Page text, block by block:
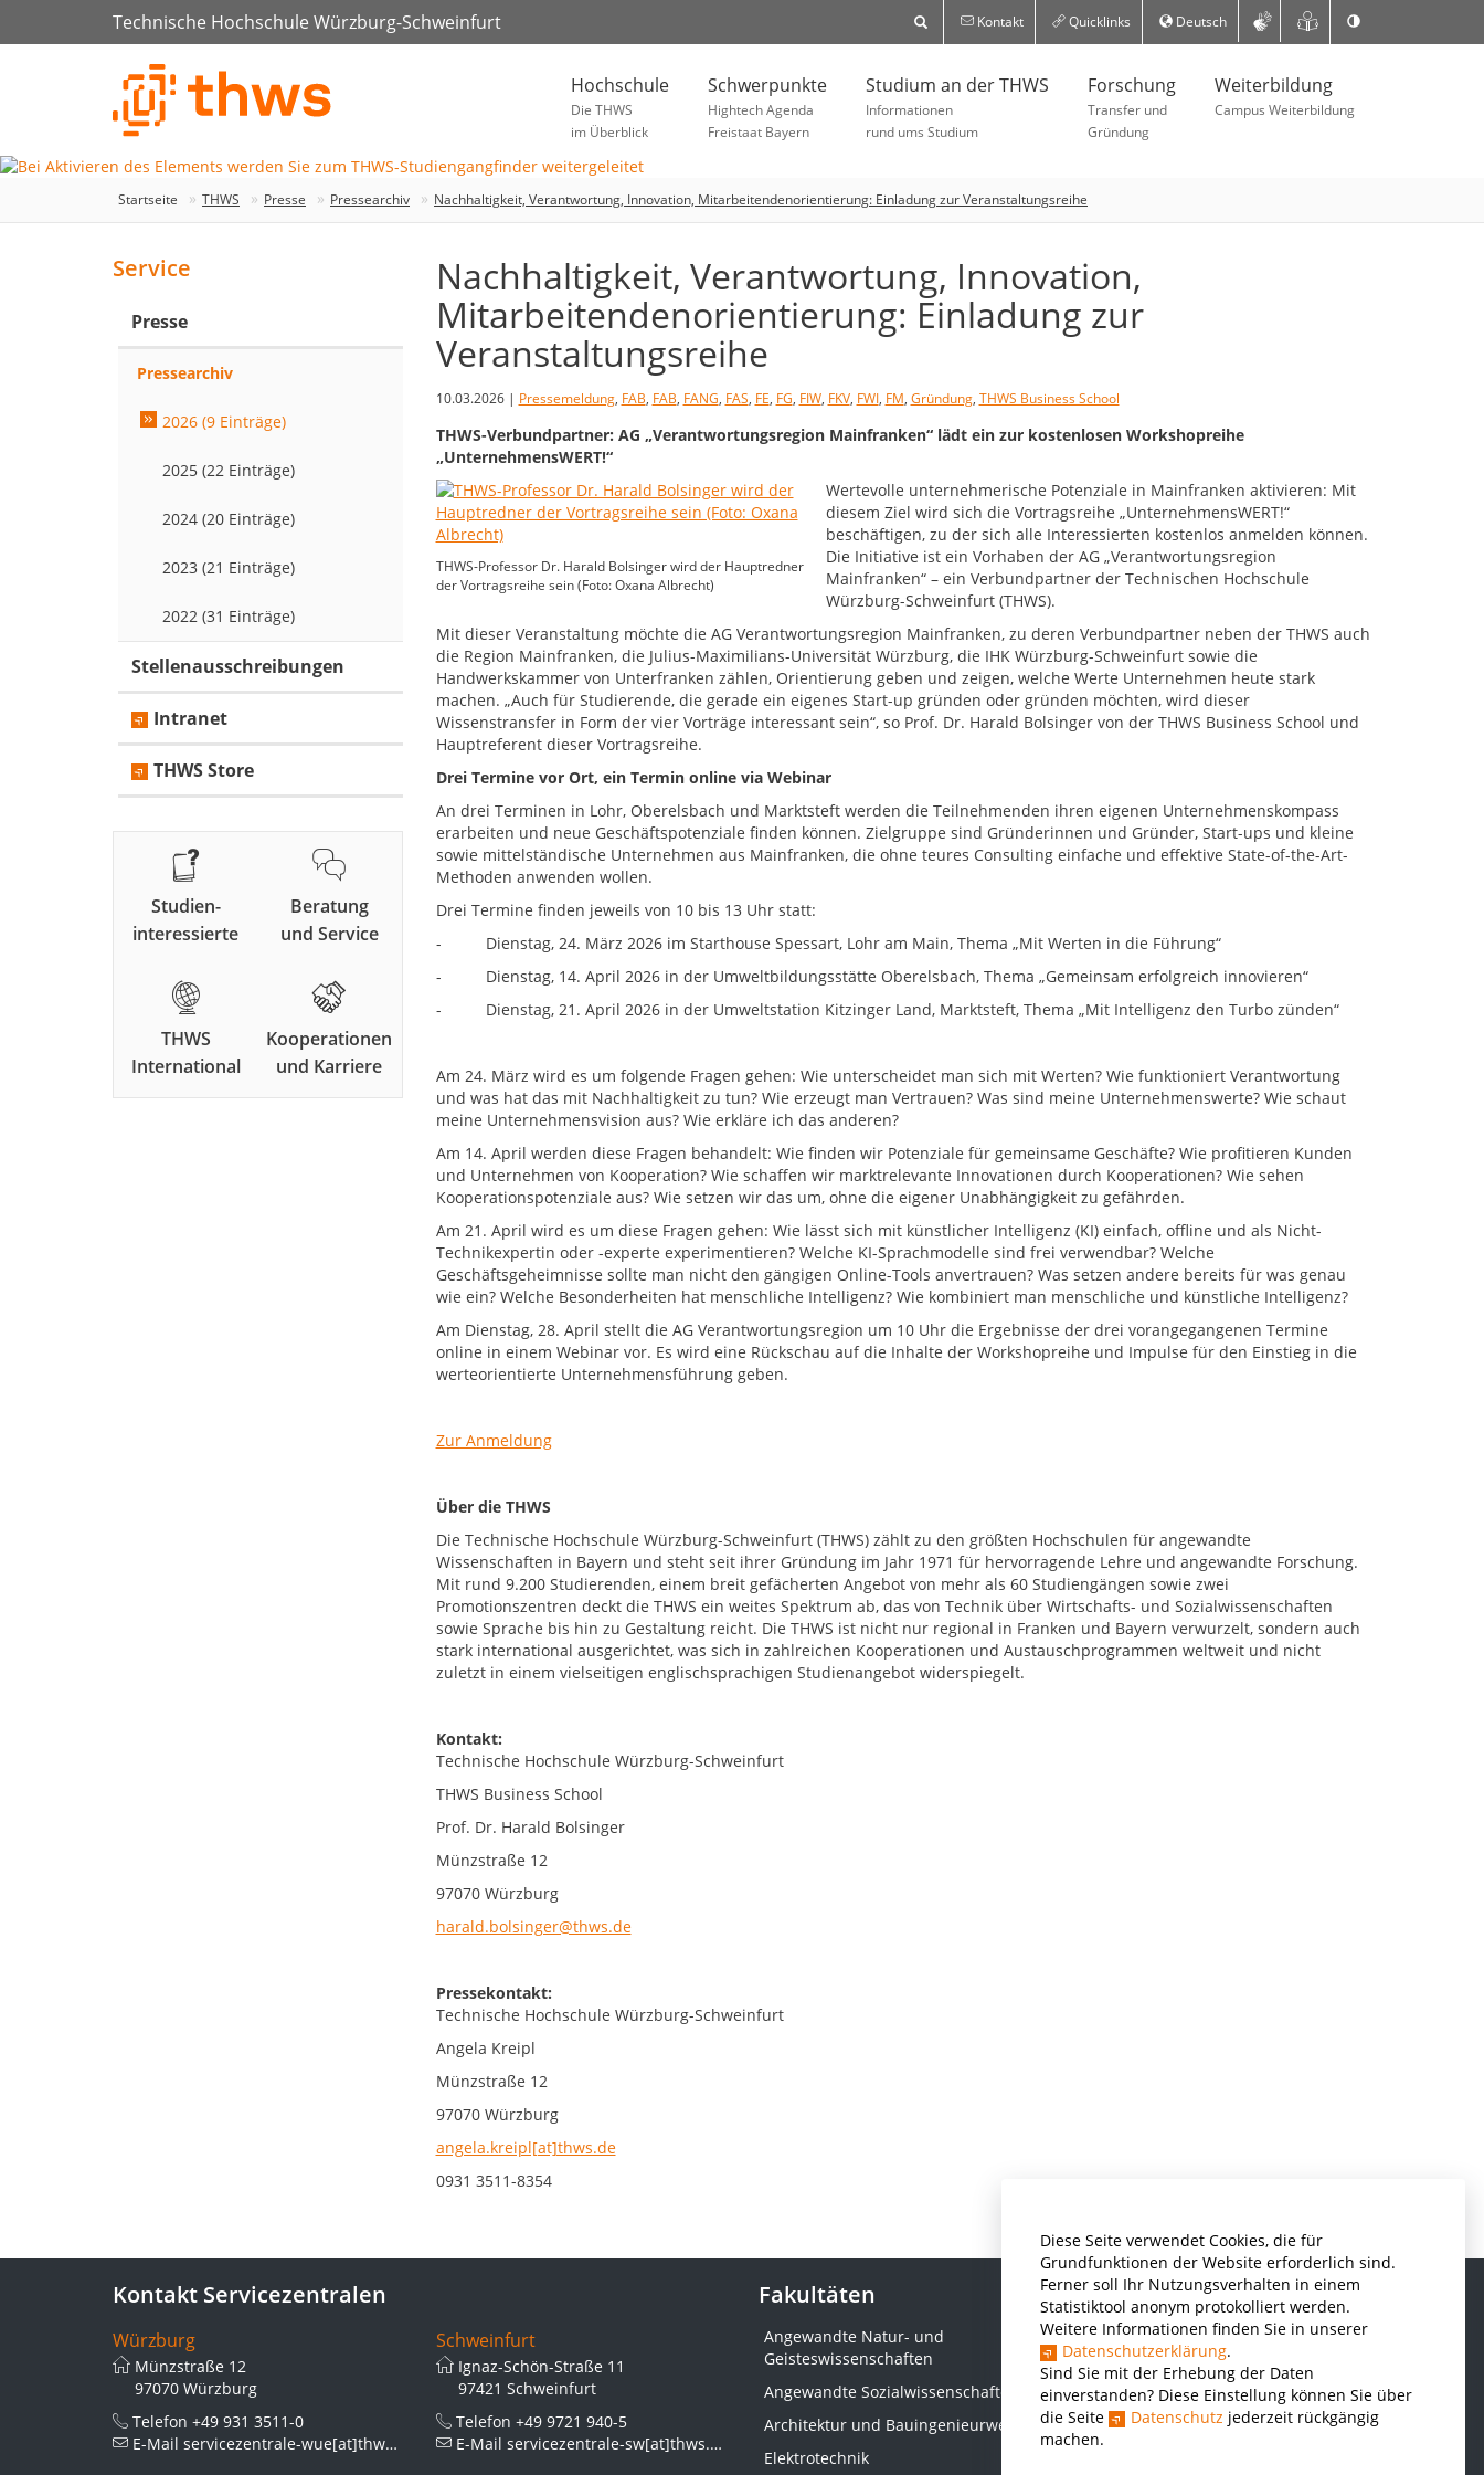
Diese Seite verwendet Cookies, die für
Grundfunktionen der Website erforderlich sind.
Ferner soll Ihr Nutzungsverhalten in einem
Statistiktool anonym protokolliert werden.
Weitere Informationen finden Sie in unserer
Datenschutzerklärung.
Sind Sie mit der Erhebung der Daten
einverstanden? Diese Einstellung können Sie über
die Seite
Datenschutz jederzeit rückgängig
machen.
Technische Hochschule Würzburg-Schweinfurt Kontakt Quicklinks Deutsch
Hochschule
Die THWS
im Überblick
Schwerpunkte
Hightech Agenda
Freistaat Bayern
Studium an der THWS
Informationen
rund ums Studium
Forschung
Transfer und
Gründung
Weiterbildung
Campus Weiterbildung
Startseite THWS Presse Pressearchiv Nachhaltigkeit, Verantwortung, Innovation, Mitarbeitendenorientierung: Einladung zur Veranstaltungsreihe
Nachhaltigkeit, Verantwortung, Innovation,
Mitarbeitendenorientierung: Einladung zur
Veranstaltungsreihe
10.03.2026 | Pressemeldung, FAB, FAB, FANG, FAS, FE, FG, FIW, FKV, FWI, FM, Gründung, THWS Business School
THWS-Verbundpartner: AG „Verantwortungsregion Mainfranken“ lädt ein zur kostenlosen Workshopreihe
„UnternehmensWERT!“
THWS-Professor Dr. Harald Bolsinger wird der Hauptredner
der Vortragsreihe sein (Foto: Oxana Albrecht)
Wertevolle unternehmerische Potenziale in Mainfranken aktivieren: Mit
diesem Ziel wird sich die Vortragsreihe „UnternehmensWERT!“
beschäftigen, zu der sich alle Interessierten kostenlos anmelden können.
Die Initiative ist ein Vorhaben der AG „Verantwortungsregion
Mainfranken“ – ein Verbundpartner der Technischen Hochschule
Würzburg-Schweinfurt (THWS).
Mit dieser Veranstaltung möchte die AG Verantwortungsregion Mainfranken, zu deren Verbundpartner neben der THWS auch
die Region Mainfranken, die Julius-Maximilians-Universität Würzburg, die IHK Würzburg-Schweinfurt sowie die
Handwerkskammer von Unterfranken zählen, Orientierung geben und zeigen, welche Werte Unternehmen heute stark
machen. „Auch für Studierende, die gerade ein eigenes Start-up gründen oder gründen möchten, wird dieser
Wissenstransfer in Form der vier Vorträge interessant sein“, so Prof. Dr. Harald Bolsinger von der THWS Business School und
Hauptreferent dieser Vortragsreihe.
Drei Termine vor Ort, ein Termin online via Webinar
An drei Terminen in Lohr, Oberelsbach und Marktsteft werden die Teilnehmenden ihren eigenen Unternehmenskompass
erarbeiten und neue Geschäftspotenziale finden können. Zielgruppe sind Gründerinnen und Gründer, Start-ups und kleine
sowie mittelständische Unternehmen aus Mainfranken, die ohne teures Consulting einfache und effektive State-of-the-Art-
Methoden anwenden wollen.
Drei Termine finden jeweils von 10 bis 13 Uhr statt:
- Dienstag, 24. März 2026 im Starthouse Spessart, Lohr am Main, Thema „Mit Werten in die Führung“
- Dienstag, 14. April 2026 in der Umweltbildungsstätte Oberelsbach, Thema „Gemeinsam erfolgreich innovieren“
- Dienstag, 21. April 2026 in der Umweltstation Kitzinger Land, Marktsteft, Thema „Mit Intelligenz den Turbo zünden“
Am 24. März wird es um folgende Fragen gehen: Wie unterscheidet man sich mit Werten? Wie funktioniert Verantwortung
und was hat das mit Nachhaltigkeit zu tun? Wie erzeugt man Vertrauen? Was sind meine Unternehmenswerte? Wie schaut
meine Unternehmensvision aus? Wie erkläre ich das anderen?
Am 14. April werden diese Fragen behandelt: Wie finden wir Potenziale für gemeinsame Geschäfte? Wie profitieren Kunden
und Unternehmen von Kooperation? Wie schaffen wir marktrelevante Innovationen durch Kooperationen? Wie sehen
Kooperationspotenziale aus? Wie setzen wir das um, ohne die eigener Unabhängigkeit zu gefährden.
Am 21. April wird es um diese Fragen gehen: Wie lässt sich mit künstlicher Intelligenz (KI) einfach, offline und als Nicht-
Technikexpertin oder -experte experimentieren? Welche KI-Sprachmodelle sind frei verwendbar? Welche
Geschäftsgeheimnisse sollte man nicht den gängigen Online-Tools anvertrauen? Was setzen andere bereits für was genau
wie ein? Welche Besonderheiten hat menschliche Intelligenz? Wie kombiniert man menschliche und künstliche Intelligenz?
Am Dienstag, 28. April stellt die AG Verantwortungsregion um 10 Uhr die Ergebnisse der drei vorangegangenen Termine
online in einem Webinar vor. Es wird eine Rückschau auf die Inhalte der Workshopreihe und Impulse für den Einstieg in die
werteorientierte Unternehmensführung geben.
Zur Anmeldung
Über die THWS
Die Technische Hochschule Würzburg-Schweinfurt (THWS) zählt zu den größten Hochschulen für angewandte
Wissenschaften in Bayern und steht seit ihrer Gründung im Jahr 1971 für hervorragende Lehre und angewandte Forschung.
Mit rund 9.200 Studierenden, einem breit gefächerten Angebot von mehr als 60 Studiengängen sowie zwei
Promotionszentren deckt die THWS ein weites Spektrum ab, das von Technik über Wirtschafts- und Sozialwissenschaften
sowie Sprache bis hin zu Gestaltung reicht. Die THWS ist nicht nur regional in Franken und Bayern verwurzelt, sondern auch
stark international ausgerichtet, was sich in zahlreichen Kooperationen und Austauschprogrammen weltweit und nicht
zuletzt in einem vielseitigen englischsprachigen Studienangebot widerspiegelt.
Kontakt:
Technische Hochschule Würzburg-Schweinfurt
THWS Business School
Prof. Dr. Harald Bolsinger
Münzstraße 12
97070 Würzburg
harald.bolsinger@thws.de
Pressekontakt:
Technische Hochschule Würzburg-Schweinfurt
Angela Kreipl
Münzstraße 12
97070 Würzburg
angela.kreipl[at]thws.de
0931 3511-8354
Service
Presse
Pressearchiv
2026 (9 Einträge)
2025 (22 Einträge)
2024 (20 Einträge)
2023 (21 Einträge)
2022 (31 Einträge)
Stellenausschreibungen
Intranet
THWS Store
Studien-
interessierte
Beratung
und Service
THWS
International
Kooperationen
und Karriere
Kontakt Servicezentralen
Würzburg
Münzstraße 12
97070 Würzburg
Telefon +49 931 3511-0
E-Mail servicezentrale-wue[at]thws.de
Schweinfurt
Ignaz-Schön-Straße 11
97421 Schweinfurt
Telefon +49 9721 940-5
E-Mail servicezentrale-sw[at]thws.de
Fakultäten
Angewandte Natur- und
Geisteswissenschaften
Angewandte Sozialwissenschaften
Architektur und Bauingenieurwesen
Elektrotechnik
Informatik und Wirtschaftsinformatik
Kunststofftechnik und Vermessung
Maschinenbau
THWS Business School